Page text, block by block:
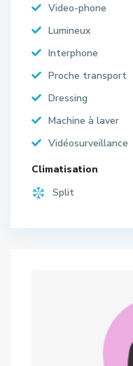
Video-phone
Lumineux
Interphone
Proche transport
Dressing
Machine à laver
Vidéosurveillance
Climatisation
Split